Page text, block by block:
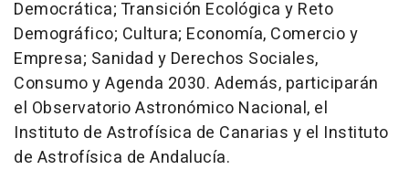
Democrática; Transición Ecológica y Reto
Demográfico; Cultura; Economía, Comercio y
Empresa; Sanidad y Derechos Sociales,
Consumo y Agenda 2030. Además, participarán
el Observatorio Astronómico Nacional, el
Instituto de Astrofísica de Canarias y el Instituto
de Astrofísica de Andalucía.